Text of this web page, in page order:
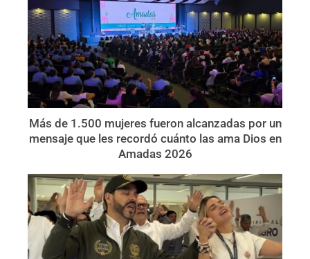
Más de 1.500 mujeres fueron alcanzadas por un
mensaje que les recordó cuánto las ama Dios en
Amadas 2026